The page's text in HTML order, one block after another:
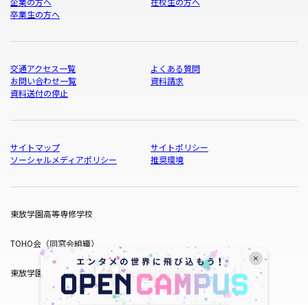
卒業生の方へ
交通アクセス一覧
よくある質問
お問い合わせ一覧
資料請求
資料送付の停止
サイトマップ
サイトポリシー
ソーシャルメディアポリシー
推奨環境
東放学園高等専修学校
TOHO会（同窓会組織）
東放学園サービス